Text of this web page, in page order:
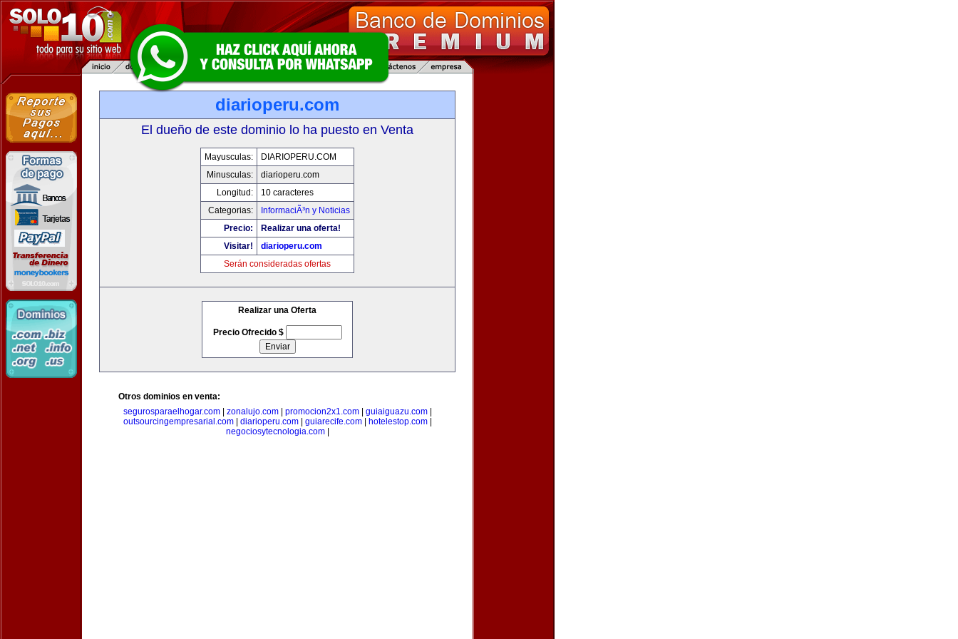
diarioperu.com
El dueño de este dominio lo ha puesto en Venta
Mayusculas:
DIARIOPERU.COM
Minusculas:
diarioperu.com
Longitud:
10 caracteres
Categorias:
InformaciÃ³n y Noticias
Precio:
Realizar una oferta!
Visitar!
diarioperu.com
Serán consideradas ofertas
Realizar una Oferta
Precio Ofrecido $
Otros dominios en venta:
segurosparaelhogar.com| zonalujo.com| promocion2x1.com| guiaiguazu.com|
outsourcingempresarial.com| diarioperu.com| guiarecife.com| hotelestop.com|
negociosytecnologia.com|